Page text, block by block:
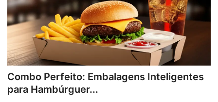
Combo Perfeito: Embalagens Inteligentes
para Hambúrguer...